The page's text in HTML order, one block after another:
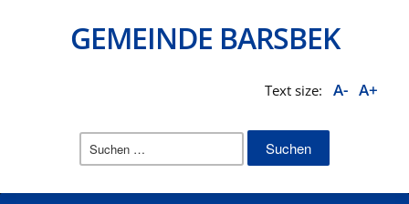
GEMEINDE BARSBEK
Text size: A- A+
Suchen